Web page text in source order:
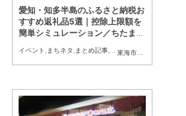
知多市, 東浦町 阿久比町, 半田市,常滑市 武豊町,美浜町
東海市
,大府市
愛知・知多半島のふるさと納税お
すすめ返礼品5選｜控除上限額を
簡単シミュレーション／ちたまる
イベント , まちネタ , まとめ記事,ふるさとチョイス